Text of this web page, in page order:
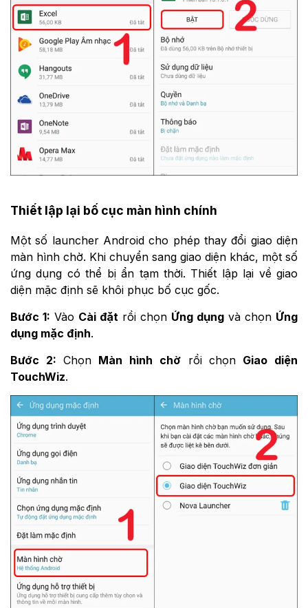
Thiết lập lại bố cục màn hình chính
Một số launcher Android cho phép thay đổi giao diện
màn hình chờ. Khi chuyển sang giao diện khác, một số
ứng dụng có thể bị ẩn tạm thời. Thiết lập lại về giao
diện mặc định sẽ khôi phục bố cục gốc.
Bước 1: Vào Cài đặt rồi chọn Ứng dụng và chọn Ứng
dụng mặc định.
Bước 2: Chọn Màn hình chờrồi chọn Giao diện
TouchWiz.